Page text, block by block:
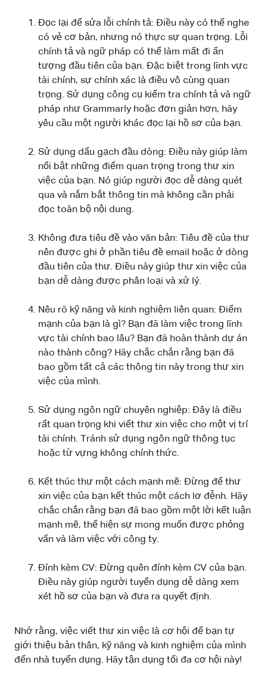
Đọc lại để sửa lỗi chính tả: Điều này có thể nghe
có vẻ cơ bản, nhưng nó thực sự quan trọng. Lỗi
chính tả và ngữ pháp có thể làm mất đi ấn
tượng đầu tiên của bạn. Đặc biệt trong lĩnh vực
tài chính, sự chính xác là điều vô cùng quan
trọng. Sử dụng công cụ kiểm tra chính tả và ngữ
pháp như Grammarly hoặc đơn giản hơn, hãy
yêu cầu một người khác đọc lại hồ sơ của bạn.
Sử dụng dấu gạch đầu dòng: Điều này giúp làm
nổi bật những điểm quan trọng trong thư xin
việc của bạn. Nó giúp người đọc dễ dàng quét
qua và nắm bắt thông tin mà không cần phải
đọc toàn bộ nội dung.
Không đưa tiêu đề vào văn bản: Tiêu đề của thư
nên được ghi ở phần tiêu đề email hoặc ở dòng
đầu tiên của thư. Điều này giúp thư xin việc của
bạn dễ dàng được phân loại và xử lý.
Nêu rõ kỹ năng và kinh nghiệm liên quan: Điểm
mạnh của bạn là gì? Bạn đã làm việc trong lĩnh
vực tài chính bao lâu? Bạn đã hoàn thành dự án
nào thành công? Hãy chắc chắn rằng bạn đã
bao gồm tất cả các thông tin này trong thư xin
việc của mình.
Sử dụng ngôn ngữ chuyên nghiệp: Đây là điều
rất quan trọng khi viết thư xin việc cho một vị trí
tài chính. Tránh sử dụng ngôn ngữ thông tục
hoặc từ vựng không chính thức.
Kết thúc thư một cách mạnh mẽ: Đừng để thư
xin việc của bạn kết thúc một cách lơ đễnh. Hãy
chắc chắn rằng bạn đã bao gồm một lời kết luận
mạnh mẽ, thể hiện sự mong muốn được phỏng
vấn và làm việc với công ty.
Đính kèm CV: Đừng quên đính kèm CV của bạn.
Điều này giúp người tuyển dụng dễ dàng xem
xét hồ sơ của bạn và đưa ra quyết định.
Nhớ rằng, việc viết thư xin việc là cơ hội để bạn tự
giới thiệu bản thân, kỹ năng và kinh nghiệm của mình
đến nhà tuyển dụng. Hãy tận dụng tối đa cơ hội này!